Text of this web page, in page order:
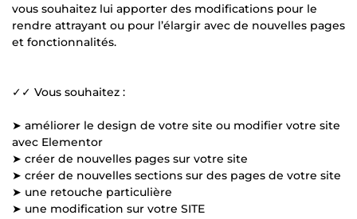
vous souhaitez lui apporter des modifications pour le
rendre attrayant ou pour l’élargir avec de nouvelles pages
et fonctionnalités.
✓✓ Vous souhaitez :
➤ améliorer le design de votre site ou modifier votre site
avec Elementor
➤ créer de nouvelles pages sur votre site
➤ créer de nouvelles sections sur des pages de votre site
➤ une retouche particulière
➤ une modification sur votre SITE